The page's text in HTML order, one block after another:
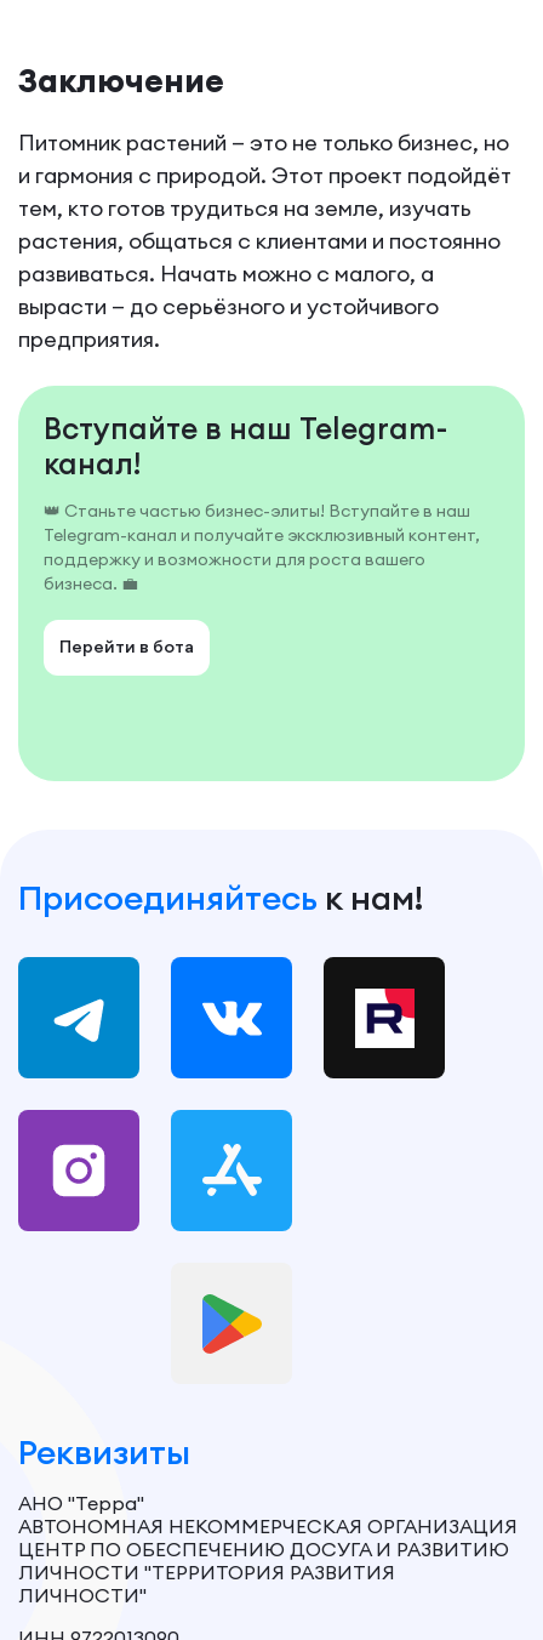
Заключение
Питомник растений — это не только бизнес, но
и гармония с природой. Этот проект подойдёт
тем, кто готов трудиться на земле, изучать
растения, общаться с клиентами и постоянно
развиваться. Начать можно с малого, а
вырасти — до серьёзного и устойчивого
предприятия.
Вступайте в наш Telegram-
канал!
👑 Станьте частью бизнес-элиты! Вступайте в наш
Telegram-канал и получайте эксклюзивный контент,
поддержку и возможности для роста вашего
бизнеса. 💼
Перейти в бота
Присоединяйтесь к нам!
Реквизиты
АНО "Терра"
АВТОНОМНАЯ НЕКОММЕРЧЕСКАЯ ОРГАНИЗАЦИЯ
ЦЕНТР ПО ОБЕСПЕЧЕНИЮ ДОСУГА И РАЗВИТИЮ
ЛИЧНОСТИ "ТЕРРИТОРИЯ РАЗВИТИЯ
ЛИЧНОСТИ"